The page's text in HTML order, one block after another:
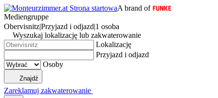
A brand of
Mediengruppe
Obervisnitz|Przyjazd i odjazd|1 osoba
Wyszukaj lokalizację lub zakwaterowanie
Lokalizację
Przyjazd i odjazd
Osoby
Znajdź
Zareklamuj zakwaterowanie